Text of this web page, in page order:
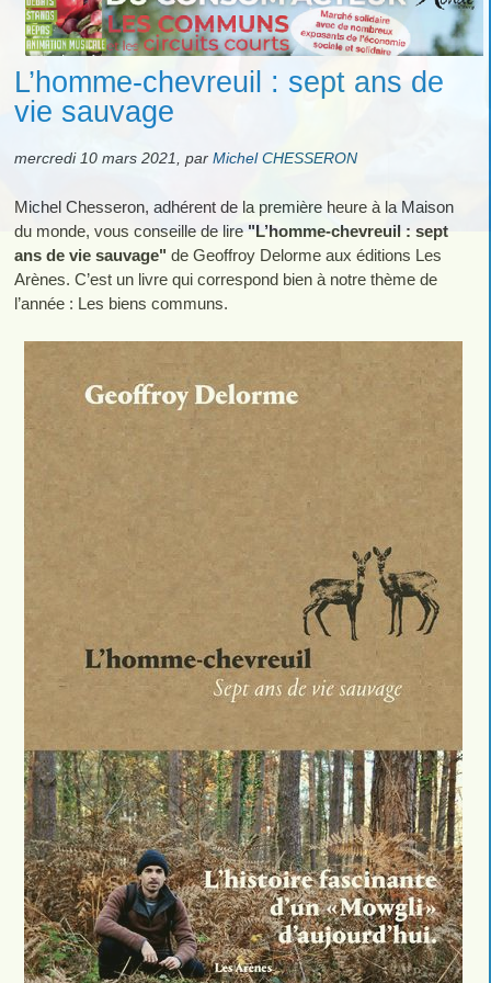
L’homme-chevreuil : sept ans de
vie sauvage
mercredi 10 mars 2021, par Michel CHESSERON
Michel Chesseron, adhérent de la première heure à la Maison
du monde, vous conseille de lire"L’homme-chevreuil : sept
ans de vie sauvage" de Geoffroy Delorme aux éditions Les
Arènes. C’est un livre qui correspond bien à notre thème de
l’année : Les biens communs.